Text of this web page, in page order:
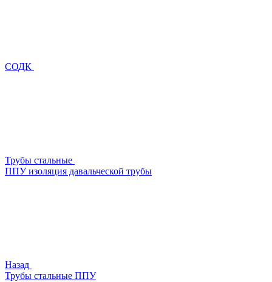
СОДК
Трубы стальные
ППУ изоляция давальческой трубы
Назад
Трубы стальные ППУ